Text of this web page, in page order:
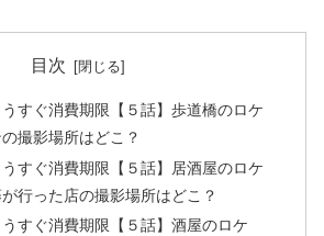
目次
すぐ消費期限【５話】歩道橋のロケ
撮影場所はどこ？
すぐ消費期限【５話】居酒屋のロケ
行った店の撮影場所はどこ？
すぐ消費期限【５話】酒屋のロケ